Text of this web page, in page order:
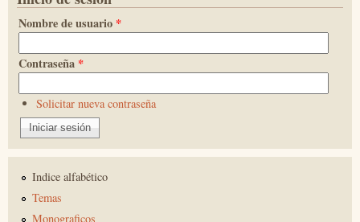
Nombre de usuario *
Contraseña *
Solicitar nueva contraseña
Indice alfabético
Temas
Monograficos